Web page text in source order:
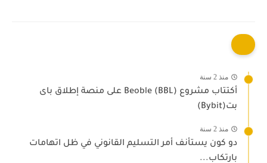
منذ 2 سنة
أكتتاب مشروع Beoble (BBL) على منصة إطلاق باى
بت(Bybit)
منذ 2 سنة
دو كون يستأنف أمر التسليم القانوني في ظل اتهامات
بارتكاب...